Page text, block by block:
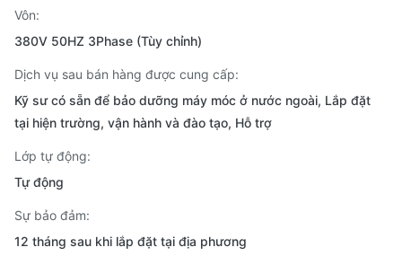
Vôn:
380V 50HZ 3Phase (Tùy chỉnh)
Dịch vụ sau bán hàng được cung cấp:
Kỹ sư có sẵn để bảo dưỡng máy móc ở nước ngoài, Lắp đặt
tại hiện trường, vận hành và đào tạo, Hỗ trợ
Lớp tự động:
Tự động
Sự bảo đảm:
12 tháng sau khi lắp đặt tại địa phương